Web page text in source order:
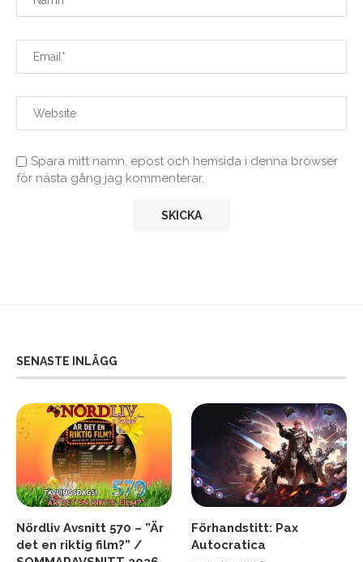
Spara mitt namn, epost och hemsida i denna browser
för nästa gång jag kommenterar.
SENASTE INLÄGG
Nördliv Avsnitt 570 – ”Är
det en riktig film?” /
Förhandstitt: Pax
Autocratica